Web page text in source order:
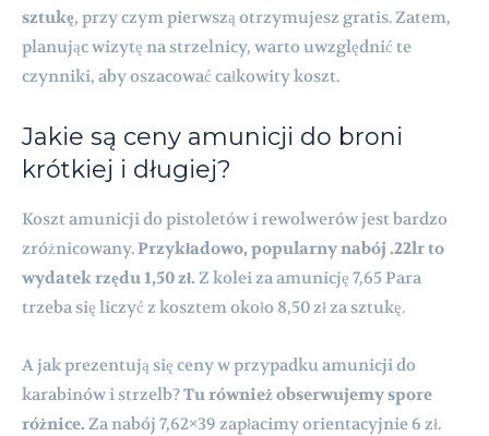
sztukę, przy czym pierwszą otrzymujesz gratis. Zatem,
planując wizytę na strzelnicy, warto uwzględnić te
czynniki, aby oszacować całkowity koszt.
Jakie są ceny amunicji do broni
krótkiej i długiej?
Koszt amunicji do pistoletów i rewolwerów jest bardzo
zróżnicowany.Przykładowo, popularny nabój .22lr to
wydatek rzędu 1,50 zł. Z kolei za amunicję 7,65 Para
trzeba się liczyć z kosztem około 8,50 zł za sztukę.
A jak prezentują się ceny w przypadku amunicji do
karabinów i strzelb?Tu również obserwujemy spore
różnice. Za nabój 7,62×39 zapłacimy orientacyjnie 6 zł.